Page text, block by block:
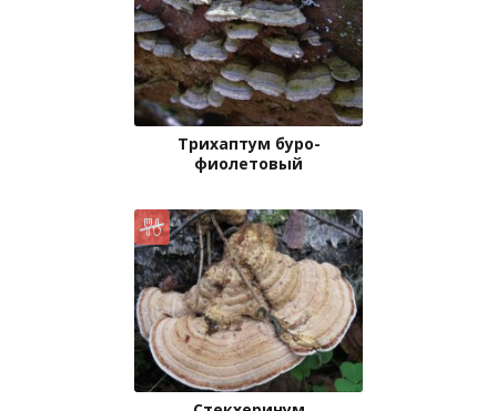
Трихаптум буро-
фиолетовый